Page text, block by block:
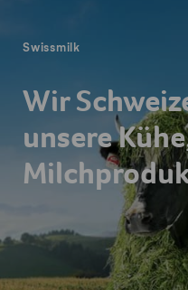
Swissmilk
Wir
unsere